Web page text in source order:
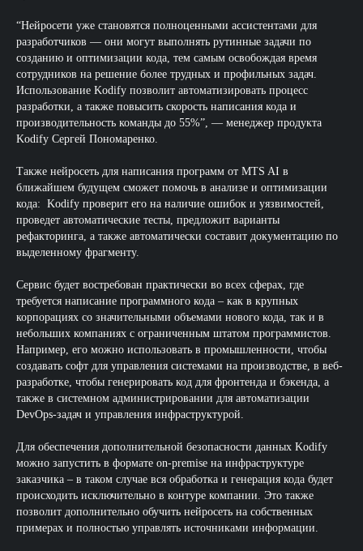
“Нейросети уже становятся полноценными ассистентами для
разработчиков — они могут выполнять рутинные задачи по
созданию и оптимизации кода, тем самым освобождая время
сотрудников на решение более трудных и профильных задач.
Использование Kodify позволит автоматизировать процесс
разработки, а также повысить скорость написания кода и
производительность команды до 55%”, — менеджер продукта
Kodify Сергей Пономаренко.
Также нейросеть для написания программ от MTS AI в
ближайшем будущем сможет помочь в анализе и оптимизации
кода: Kodify проверит его на наличие ошибок и уязвимостей,
проведет автоматические тесты, предложит варианты
рефакторинга, а также автоматически составит документацию по
выделенному фрагменту.
Сервис будет востребован практически во всех сферах, где
требуется написание программного кода – как в крупных
корпорациях со значительными объемами нового кода, так и в
небольших компаниях с ограниченным штатом программистов.
Например, его можно использовать в промышленности, чтобы
создавать софт для управления системами на производстве, в веб-
разработке, чтобы генерировать код для фронтенда и бэкенда, а
также в системном администрировании для автоматизации
DevOps-задач и управления инфраструктурой.
Для обеспечения дополнительной безопасности данных Kodify
можно запустить в формате on-premise на инфраструктуре
заказчика – в таком случае вся обработка и генерация кода будет
происходить исключительно в контуре компании. Это также
позволит дополнительно обучить нейросеть на собственных
примерах и полностью управлять источниками информации.